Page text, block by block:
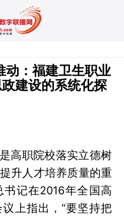
动：福建卫生职业
建设的系统化探
高职院校落实立德树
升人才培养质量的重
记在2016年全国高
上指出，“要坚持把